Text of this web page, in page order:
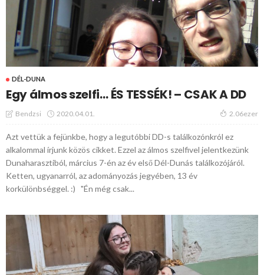
DÉL-DUNA
Egy álmos szelfi… ÉS TESSÉK! – CSAK A DD
Bendzsi 2020.04.01. 2.06ezer
Azt vettük a fejünkbe, hogy a legutóbbi DD-s találkozónkról ez
alkalommal írjunk közös cikket. Ezzel az álmos szelfivel jelentkezünk
Dunaharasztiból, március 7-én az év első Dél-Dunás találkozójáról.
Ketten, ugyanarról, az adományozás jegyében, 13 év
korkülönbséggel. :) "Én még csak...